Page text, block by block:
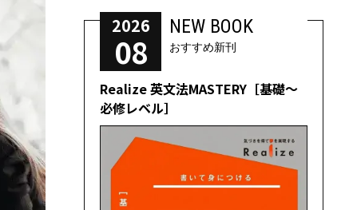
2026
08
NEW BOOK
おすすめ新刊
Realize 英文法MASTERY［基礎～
必修レベル］